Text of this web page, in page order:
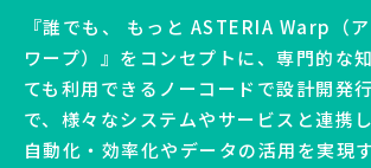
『誰でも、 もっと ASTERIA Warp（
ワープ）』をコンセプトに、専門的な
ても利用できるノーコードで設計開発
で、様々なシステムやサービスと連携
自動化・効率化やデータの活用を実現